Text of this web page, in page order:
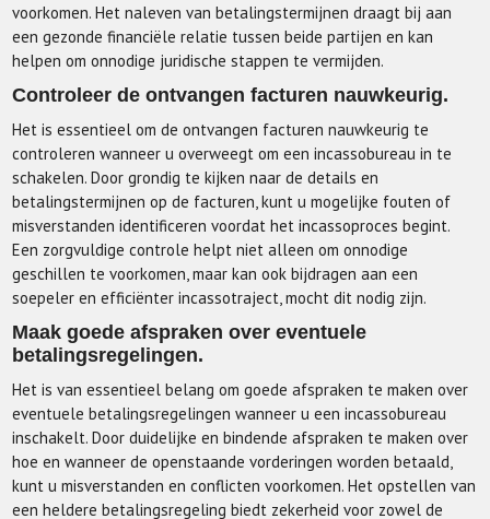
voorkomen. Het naleven van betalingstermijnen draagt bij aan
een gezonde financiële relatie tussen beide partijen en kan
helpen om onnodige juridische stappen te vermijden.
Controleer de ontvangen facturen nauwkeurig.
Het is essentieel om de ontvangen facturen nauwkeurig te
controleren wanneer u overweegt om een incassobureau in te
schakelen. Door grondig te kijken naar de details en
betalingstermijnen op de facturen, kunt u mogelijke fouten of
misverstanden identificeren voordat het incassoproces begint.
Een zorgvuldige controle helpt niet alleen om onnodige
geschillen te voorkomen, maar kan ook bijdragen aan een
soepeler en efficiënter incassotraject, mocht dit nodig zijn.
Maak goede afspraken over eventuele
betalingsregelingen.
Het is van essentieel belang om goede afspraken te maken over
eventuele betalingsregelingen wanneer u een incassobureau
inschakelt. Door duidelijke en bindende afspraken te maken over
hoe en wanneer de openstaande vorderingen worden betaald,
kunt u misverstanden en conflicten voorkomen. Het opstellen van
een heldere betalingsregeling biedt zekerheid voor zowel de